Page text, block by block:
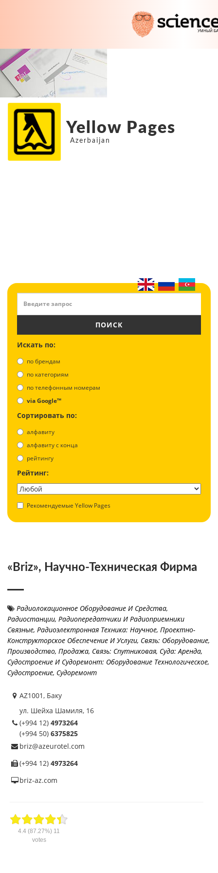
Yellow Pages
Azerbaijan
ПОИСК
Искать по:
по брендам
по категориям
по телефонным номерам
via Google™
Сортировать по:
алфавиту
aлфавиту с конца
рейтингу
Рейтинг:
Рекомендуемые Yellow Pages
«Briz», Научно-Техническая Фирма
Радиолокационное Оборудование И Средства,
Радиостанции, Радиопередатчики И Радиоприемники
Связные, Радиоэлектронная Техника: Научное, Проектно-
Конструкторское Обеспечение И Услуги, Связь: Оборудование,
Производство, Продажа, Связь: Спутниковая, Суда: Аренда,
Судостроение И Судоремонт: Оборудование Технологическое,
Судостроение, Судоремонт
AZ1001, Баку
ул. Шейха Шамиля, 16
(+994 12) 4973264
(+994 50) 6375825
briz@azeurotel.com
(+994 12) 4973264
briz-az.com
4.4 (87.27%) 11
votes